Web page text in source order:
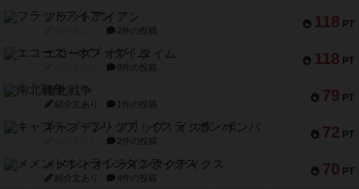
118 PT
フラットアイアン
2件の投稿
118 PT
エコーズ・オブ・タイム
8件の投稿
79 PT
南北戦争
紹介文あり 1件の投稿
72 PT
キャプテン・フリップ：イスラ・ボンバ
2件の投稿
70 PT
メメントオンラインタクティクス
紹介文あり 4件の投稿